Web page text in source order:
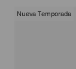
Nueva Temporada